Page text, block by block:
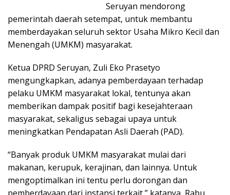
Seruyan mendorong
pemerintah daerah setempat, untuk membantu
memberdayakan seluruh sektor Usaha Mikro Kecil dan
Menengah (UMKM) masyarakat.
Ketua DPRD Seruyan, Zuli Eko Prasetyo
mengungkapkan, adanya pemberdayaan terhadap
pelaku UMKM masyarakat lokal, tentunya akan
memberikan dampak positif bagi kesejahteraan
masyarakat, sekaligus sebagai upaya untuk
meningkatkan Pendapatan Asli Daerah (PAD).
“Banyak produk UMKM masyarakat mulai dari
makanan, kerupuk, kerajinan, dan lainnya. Untuk
mengoptimalkan ini tentu perlu dorongan dan